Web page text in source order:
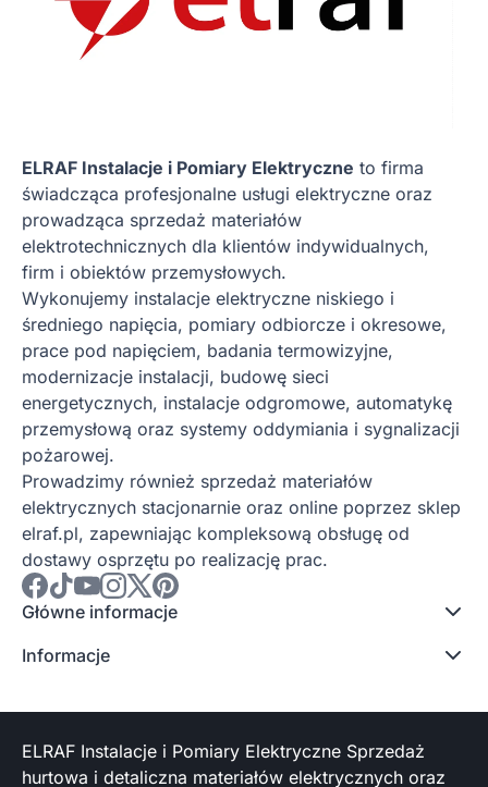
ELRAF Instalacje i Pomiary Elektryczne to firma
świadcząca profesjonalne usługi elektryczne oraz
prowadząca sprzedaż materiałów
elektrotechnicznych dla klientów indywidualnych,
firm i obiektów przemysłowych.
Wykonujemy instalacje elektryczne niskiego i
średniego napięcia, pomiary odbiorcze i okresowe,
prace pod napięciem, badania termowizyjne,
modernizacje instalacji, budowę sieci
energetycznych, instalacje odgromowe, automatykę
przemysłową oraz systemy oddymiania i sygnalizacji
pożarowej.
Prowadzimy również sprzedaż materiałów
elektrycznych stacjonarnie oraz online poprzez sklep
elraf.pl, zapewniając kompleksową obsługę od
dostawy osprzętu po realizację prac.
Główne informacje
Informacje
ELRAF Instalacje i Pomiary Elektryczne Sprzedaż
hurtowa i detaliczna materiałów elektrycznych oraz